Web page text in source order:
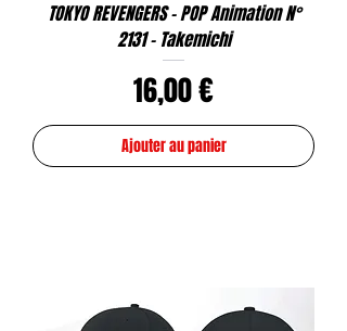
TOKYO REVENGERS - POP Animation N°
2131 - Takemichi
Prix
16,00 €
Ajouter au panier